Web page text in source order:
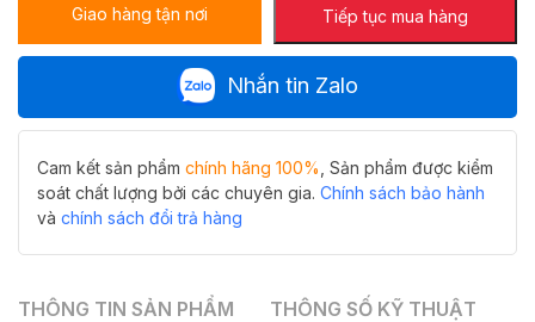
hoa
HIWIN
LP-
A423
lượng
Tiếp tục mua hàng
Giao hàng tận nơi
Nhắn tin Zalo
Cam kết sản phẩm chính hãng 100% , Sản phẩm được kiểm
soát chất lượng bởi các chuyên gia. Chính sách bảo hành
và chính sách đổi trả hàng
THÔNG TIN SẢN PHẨM
THÔNG SỐ KỸ THUẬT